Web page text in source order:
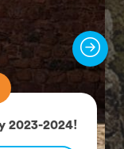
2023-2024!